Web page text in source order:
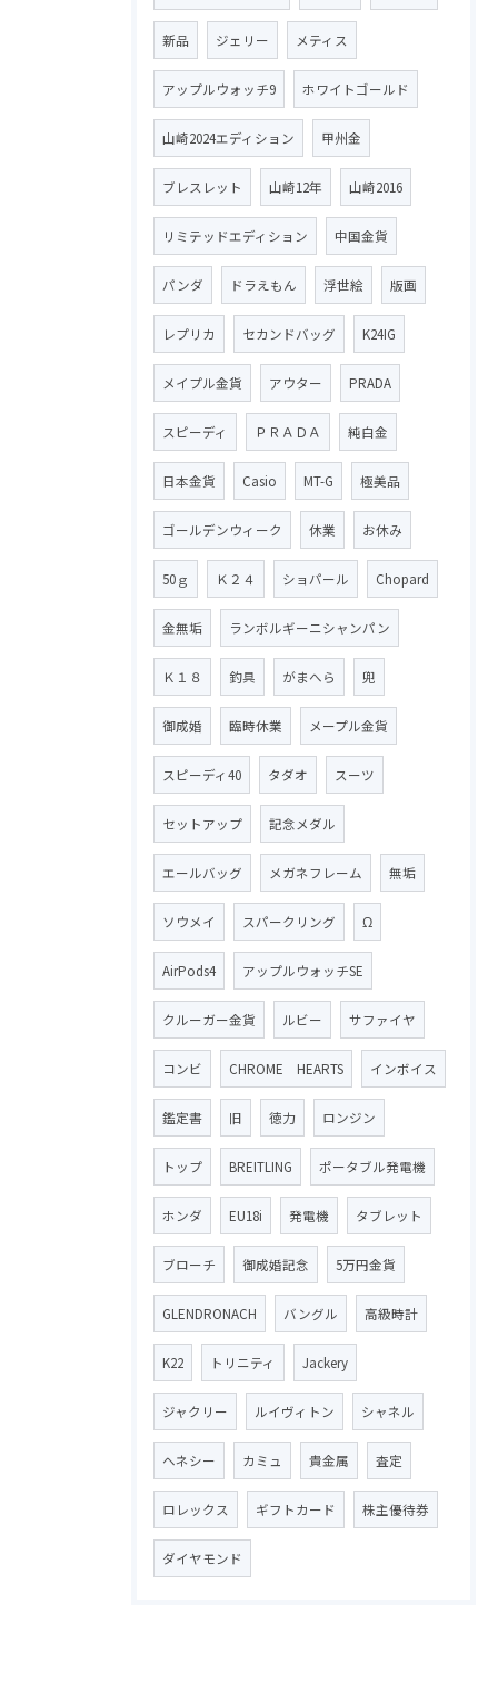
新品 ジェリー メティス
アップルウォッチ9 ホワイトゴールド
山崎2024エディション 甲州金
ブレスレット 山崎12年 山崎2016
リミテッドエディション 中国金貨
パンダ ドラえもん 浮世絵 版画
レプリカ セカンドバッグ K24IG
メイプル金貨 アウター PRADA
スピーディ ＰＲＡＤＡ 純白金
日本金貨 Casio MT-G 極美品
ゴールデンウィーク 休業 お休み
50ｇ Ｋ２４ ショパール Chopard
金無垢 ランボルギーニシャンパン
Ｋ１８ 釣具 がまへら 兜
御成婚 臨時休業 メープル金貨
スピーディ40 タダオ スーツ
セットアップ 記念メダル
エールバッグ メガネフレーム 無垢
ソウメイ スパークリング Ω
AirPods4 アップルウォッチSE
クルーガー金貨 ルビー サファイヤ
コンビ CHROME HEARTS インボイス
鑑定書 旧 徳力 ロンジン
トップ BREITLING ポータブル発電機
ホンダ EU18i 発電機 タブレット
ブローチ 御成婚記念 5万円金貨
GLENDRONACH バングル 高級時計
K22 トリニティ Jackery
ジャクリー ルイヴィトン シャネル
ヘネシー カミュ 貴金属 査定
ロレックス ギフトカード 株主優待券
ダイヤモンド